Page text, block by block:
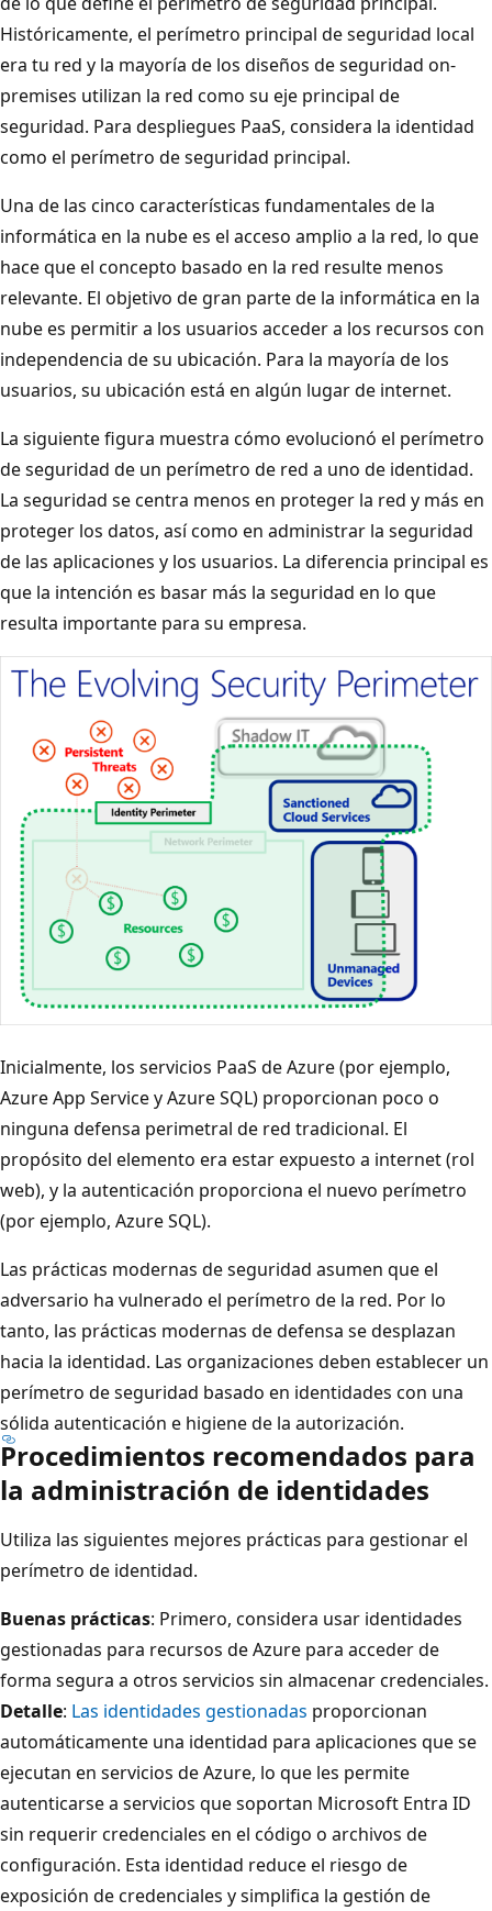
Históricamente, el perímetro principal de seguridad local
era tu red y la mayoría de los diseños de seguridad on-
premises utilizan la red como su eje principal de
seguridad. Para despliegues PaaS, considera la identidad
como el perímetro de seguridad principal.
Una de las cinco características fundamentales de la
informática en la nube es el acceso amplio a la red, lo que
hace que el concepto basado en la red resulte menos
relevante. El objetivo de gran parte de la informática en la
nube es permitir a los usuarios acceder a los recursos con
independencia de su ubicación. Para la mayoría de los
usuarios, su ubicación está en algún lugar de internet.
La siguiente figura muestra cómo evolucionó el perímetro
de seguridad de un perímetro de red a uno de identidad.
La seguridad se centra menos en proteger la red y más en
proteger los datos, así como en administrar la seguridad
de las aplicaciones y los usuarios. La diferencia principal es
que la intención es basar más la seguridad en lo que
resulta importante para su empresa.
Inicialmente, los servicios PaaS de Azure (por ejemplo,
Azure App Service y Azure SQL) proporcionan poco o
ninguna defensa perimetral de red tradicional. El
propósito del elemento era estar expuesto a internet (rol
web), y la autenticación proporciona el nuevo perímetro
(por ejemplo, Azure SQL).
Las prácticas modernas de seguridad asumen que el
adversario ha vulnerado el perímetro de la red. Por lo
tanto, las prácticas modernas de defensa se desplazan
hacia la identidad. Las organizaciones deben establecer un
perímetro de seguridad basado en identidades con una
sólida autenticación e higiene de la autorización.
Procedimientos recomendados para
la administración de identidades
Utiliza las siguientes mejores prácticas para gestionar el
perímetro de identidad.
Buenas prácticas: Primero, considera usar identidades
gestionadas para recursos de Azure para acceder de
forma segura a otros servicios sin almacenar credenciales.
Detalle: Las identidades gestionadas proporcionan
automáticamente una identidad para aplicaciones que se
ejecutan en servicios de Azure, lo que les permite
autenticarse a servicios que soportan Microsoft Entra ID
sin requerir credenciales en el código o archivos de
configuración. Esta identidad reduce el riesgo de
exposición de credenciales y simplifica la gestión de